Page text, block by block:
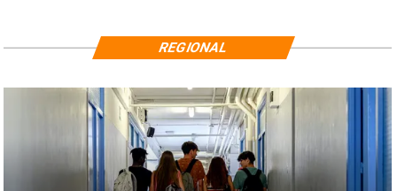
REGIONAL